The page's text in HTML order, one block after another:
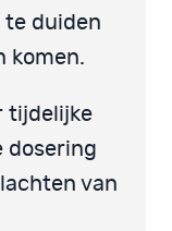
te duiden
komen.
tijdelijke
dosering
van